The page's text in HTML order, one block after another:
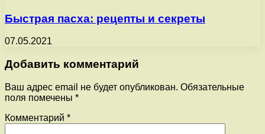
Быстрая пасха: рецепты и секреты
07.05.2021
Добавить комментарий
Ваш адрес email не будет опубликован. Обязательные
поля помечены *
Комментарий *